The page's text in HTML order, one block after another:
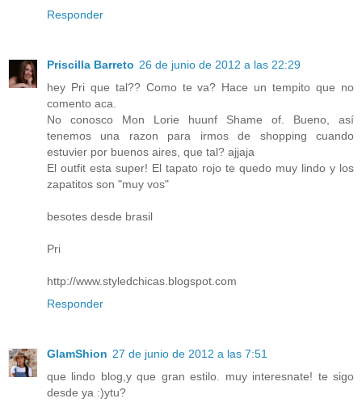
Responder
Priscilla Barreto 26 de junio de 2012 a las 22:29
hey Pri que tal?? Como te va? Hace un tempito que no
comento aca.
No conosco Mon Lorie huunf Shame of. Bueno, así
tenemos una razon para irmos de shopping cuando
estuvier por buenos aires, que tal? ajjaja
El outfit esta super! El tapato rojo te quedo muy lindo y los
zapatitos son "muy vos"
besotes desde brasil
Pri
http://www.styledchicas.blogspot.com
Responder
GlamShion 27 de junio de 2012 a las 7:51
que lindo blog,y que gran estilo. muy interesnate! te sigo
desde ya :)ytu?